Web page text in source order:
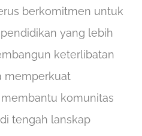
berkomitmen untuk
yang lebih
keterlibatan
memperkuat
komunitas
tengah lanskap